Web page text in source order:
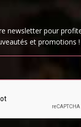
newsletter pour
et promotions !